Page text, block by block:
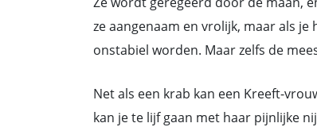
ze aangenaam en vrolijk, maar als
onstabiel worden. Maar zelfs de
Net als een krab kan een Kreeft-
kan je te lijf gaan met haar pijnlijke